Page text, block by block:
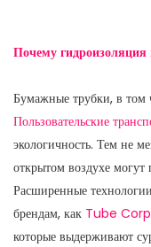
Почему
Бумажные трубки, в том
Пользовательские
экологичность. Тем не
открытом воздухе могут
Расширенные
брендам, как Tube
которые выдерживают